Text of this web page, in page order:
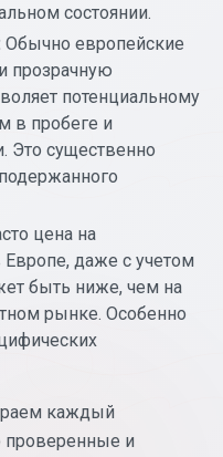
состоянии.
Обычно европейские
прозрачную
потенциальному
в пробеге и
Это существенно
цена на
даже с учетом
быть ниже, чем на
рынке. Особенно
каждый
проверенные и